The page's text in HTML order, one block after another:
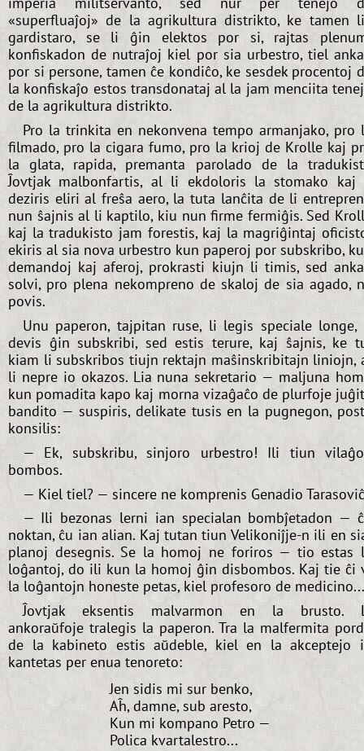
«superfluaĵoj» de la agrikultura distrikto, ke tamen
gardistaro, se li ĝin elektos por si, rajtas
konfiskadon de nutraĵoj kiel por sia urbestro, tiel
por si persone, tamen ĉe kondiĉo, ke sesdek procentoj
la konfiskaĵo estos transdonataj al la jam menciita
de la agrikultura distrikto.
Pro la trinkita en nekonvena tempo armanjako, pro
filmado, pro la cigara fumo, pro la krioj de Krolle kaj
la glata, rapida, premanta parolado de la
Ĵovtjak malbonfartis, al li ekdoloris la stomako kaj
deziris eliri al freŝa aero, la tuta lanĉita de li
nun ŝajnis al li kaptilo, kiu nun firme fermiĝis. Sed
kaj la tradukisto jam forestis, kaj la magriĝintaj
ekiris al sia nova urbestro kun paperoj por subskribo,
demandoj kaj aferoj, prokrasti kiujn li timis, sed
solvi, pro plena nekompreno de skaloj de sia agado,
povis.
Unu paperon, tajpitan ruse, li legis speciale
devis ĝin subskribi, sed estis terure, kaj ŝajnis, ke
kiam li subskribos tiujn rektajn maŝinskribitajn liniojn,
li nepre io okazos. Lia nuna sekretario — maljuna
kun pomadita kapo kaj morna vizaĝaĉo de plurfoje
bandito — suspiris, delikate tusis en la pugnegon,
konsilis:
— Ek, subskribu, sinjoro urbestro! Ili tiun
bombos.
— Kiel tiel? — sincere ne komprenis Genadio
— Ili bezonas lerni ian specialan bombĵetadon —
noktan, ĉu ian alian. Kaj tutan tiun Velikoniĵje-n ili en
planoj desegnis. Se la homoj ne foriros — tio estas
loĝantoj, do ili kun la homoj ĝin disbombos. Kaj tie ĉi
la loĝantojn honeste petas, kiel profesoro de medicino...
Ĵovtjak eksentis malvarmon en la brusto.
ankoraŭfoje tralegis la paperon. Tra la malfermita
de la kabineto estis aŭdeble, kiel en la akceptejo
kantetas per enua tenoreto:
Jen sidis mi sur benko,
Aĥ, damne, sub aresto,
Kun mi kompano Petro —
Polica kvartalestro...